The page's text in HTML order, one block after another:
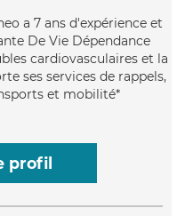
a 7 ans d'expérience et
De Vie Dépendance
cardiovasculaires et la
ses services de rappels,
et mobilité*
profil